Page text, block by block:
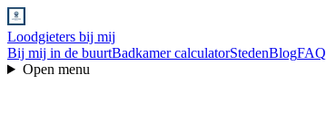
Loodgieters bij mij
Bij mij in de buurtBadkamer calculatorStedenBlogFAQ
Open menu